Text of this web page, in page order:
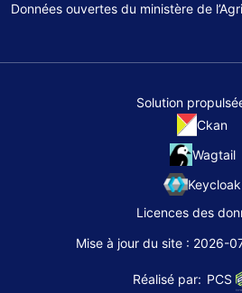
Données ouvertes du ministère de
Solution
Ckan
Wagtail
Keycloak
Licences des
Mise à jour du site : 2026-
Réalisé par: PCS